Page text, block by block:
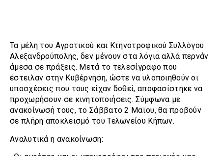
Τα μέλη του Αγροτικού και Κτηνοτροφικού Συλλόγου
Αλεξανδρούπολης, δεν μένουν στα λόγια αλλά περνάν
άμεσα σε πράξεις. Μετά το τελεσίγραφο που
έστειλαν στην Κυβέρνηση, ώστε να υλοποιηθούν οι
υποσχέσεις που τους είχαν δοθεί, αποφασίστηκε να
προχωρήσουν σε κινητοποιήσεις. Σύμφωνα με
ανακοίνωσή τους, το Σάββατο 2 Μαϊου, θα προβούν
σε πλήρη αποκλεισμό του Τελωνείου Κήπων.
Αναλυτικά η ανακοίνωση: